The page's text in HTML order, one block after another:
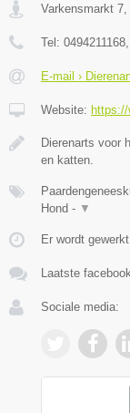
Varkensmarkt 7,
Tel: 0494211168
E-mail ›
Website:
Dierenarts voor
en katten.
Hond - ▼
Er wordt
Laatste
Sociale media: